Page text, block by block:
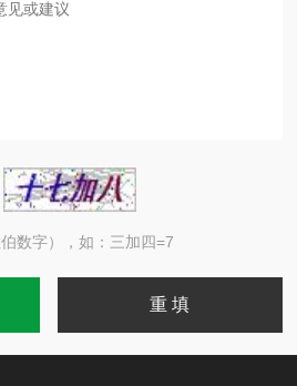
数字），如：三加四=7